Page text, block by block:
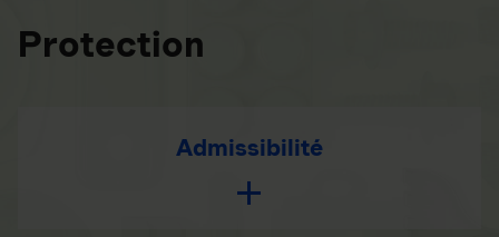
Protection
Admissibilité